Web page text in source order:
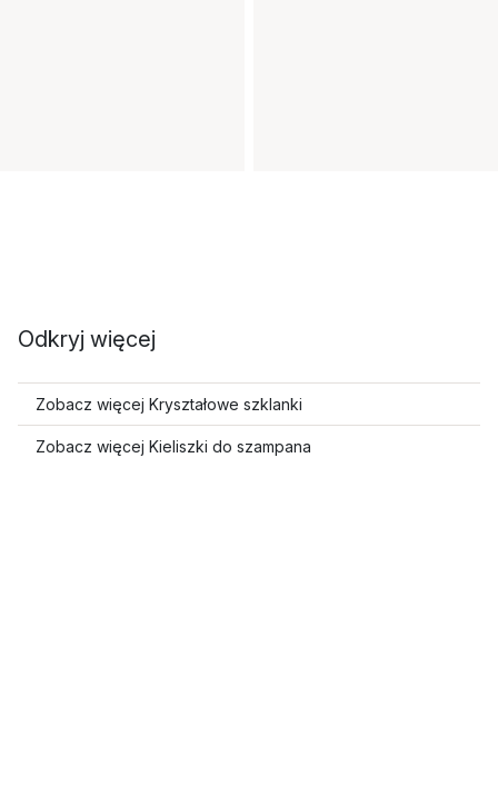
Odkryj więcej
Zobacz więcej Kryształowe szklanki
Zobacz więcej Kieliszki do szampana